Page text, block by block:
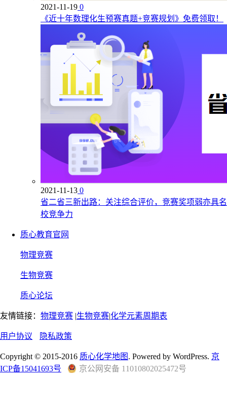
2021-11-19 0
《近十年数理化生预赛真题+竞赛规划》免费领取！
2021-11-13 0
省二省三新出路：关注综合评价，竞赛奖项弱亦具名
校竞争力
质心教育官网
物理竞赛
生物竞赛
质心论坛
友情链接： 物理竞赛 |生物竞赛|化学元素周期表
用户协议 隐私政策
Copyright © 2015-2016 质心化学地图 . Powered by WordPress. 京
ICP备15041693号
京公网安备 11010802025472号